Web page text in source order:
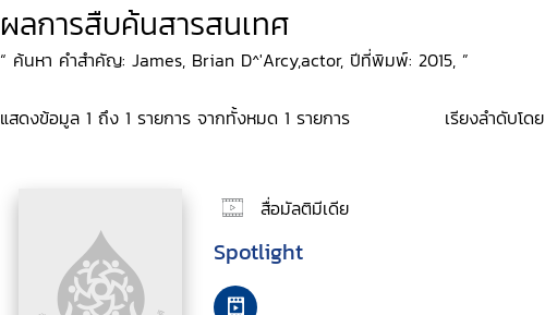
ผลการสืบค้นสารสนเทศ
“ ค้นหา คำสำคัญ: James, Brian D^'Arcy,actor, ปีที่พิมพ์: 2015, ”
แสดงข้อมูล 1 ถึง 1 รายการ จากทั้งหมด 1 รายการ เรียงลำดับโดย
สื่อมัลติมีเดีย
Spotlight